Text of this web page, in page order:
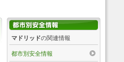
マドリッドの関連情報
都市別安全情報